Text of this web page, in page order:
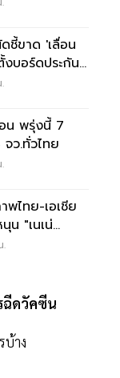
ชี้ขาด 'เลื่อน
งบอร์ดประกัน
น พรุ่งนี้ 7
ว.ทั่วไทย
ไทย-เอเชีย
น "เนเน่
.
ฉีดวัคซีน
บ้าง